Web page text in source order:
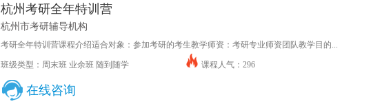
杭州考研全年特训营
杭州市考研辅导机构
考研全年特训营课程介绍适合对象：参加考研的考生教学师资：考研专业师资团队教学目的...
班级类型：周末班 业余班 随到随学 课程人气：296
在线咨询